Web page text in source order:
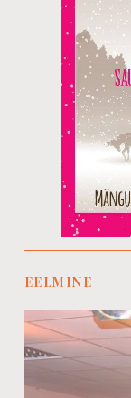
EELMINE